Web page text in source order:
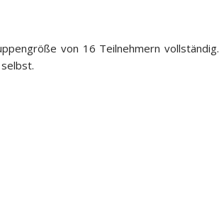
von 16 Teilnehmern vollständig.